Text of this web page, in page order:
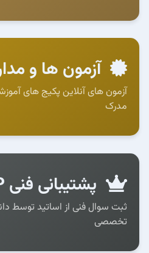
آزمون ها و
آزمون های آنلاین پکیج های
مدرک
پشتیبانی فنی VIP
ثبت سوال فنی از اساتید توسط
تخصصی